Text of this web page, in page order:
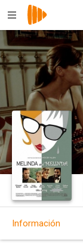
Información